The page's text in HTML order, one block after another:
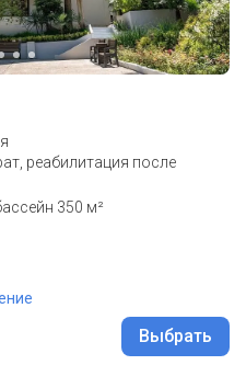
реабилитация после
350 м²
Выбрать